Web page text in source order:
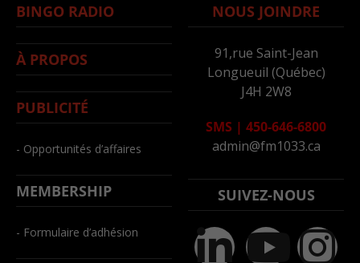
BINGO RADIO
À PROPOS
PUBLICITÉ
- Opportunités d’affaires
MEMBERSHIP
- Formulaire d’adhésion
NOUS JOINDRE
91,rue Saint-Jean
Longueuil (Québec)
J4H 2W8
SMS | 450-646-6800
admin@fm1033.ca
SUIVEZ-NOUS